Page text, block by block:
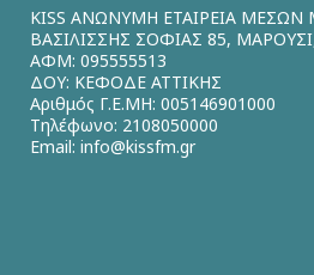
KISS ΑΝΩΝΥΜΗ ΕΤΑΙΡΕΙΑ
ΒΑΣΙΛΙΣΣΗΣ ΣΟΦΙΑΣ 85,
ΑΦΜ: 095555513
ΔΟΥ: ΚΕΦΟΔΕ ΑΤΤΙΚΗΣ
Αριθμός Γ.Ε.ΜΗ: 005146901000
Τηλέφωνο: 2108050000
Email: info@kissfm.gr